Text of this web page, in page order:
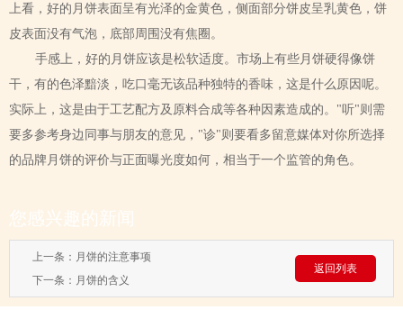
天猫商城
上看，好的月饼表面呈有光泽的金黄色，侧面部分饼皮呈乳黄色，饼
皮表面没有气泡，底部周围没有焦圈。
手感上，好的月饼应该是松软适度。市场上有些月饼硬得像饼
干，有的色泽黯淡，吃口毫无该品种独特的香味，这是什么原因呢。
实际上，这是由于工艺配方及原料合成等各种因素造成的。"听"则需
要多参考身边同事与朋友的意见，"诊"则要看多留意媒体对你所选择
的品牌月饼的评价与正面曝光度如何，相当于一个监管的角色。
您感兴趣的新闻
上一条： 月饼的注意事项
下一条： 月饼的含义
返回列表